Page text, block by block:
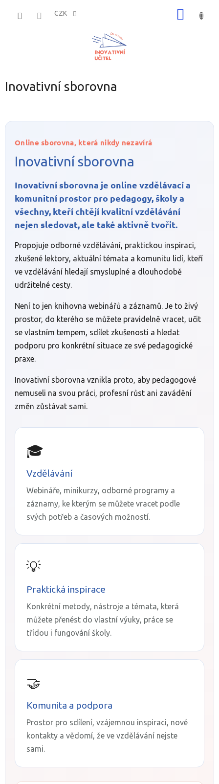
CZK
Inovativní sborovna
Online sborovna, která nikdy nezavírá
Inovativní sborovna
Inovativní sborovna je online vzdělávací a
komunitní prostor pro pedagogy, školy a
všechny, kteří chtějí kvalitní vzdělávání
nejen sledovat, ale také aktivně tvořit.
Propojuje odborné vzdělávání, praktickou inspiraci,
zkušené lektory, aktuální témata a komunitu lidí, kteří
ve vzdělávání hledají smysluplné a dlouhodobě
udržitelné cesty.
Není to jen knihovna webinářů a záznamů. Je to živý
prostor, do kterého se můžete pravidelně vracet, učit
se vlastním tempem, sdílet zkušenosti a hledat
podporu pro konkrétní situace ze své pedagogické
praxe.
Inovativní sborovna vznikla proto, aby pedagogové
nemuseli na svou práci, profesní růst ani zavádění
změn zůstávat sami.
🎓
Vzdělávání
Webináře, minikurzy, odborné programy a
záznamy, ke kterým se můžete vracet podle
svých potřeb a časových možností.
💡
Praktická inspirace
Konkrétní metody, nástroje a témata, která
můžete přenést do vlastní výuky, práce se
třídou i fungování školy.
🤝
Komunita a podpora
Prostor pro sdílení, vzájemnou inspiraci, nové
kontakty a vědomí, že ve vzdělávání nejste
sami.